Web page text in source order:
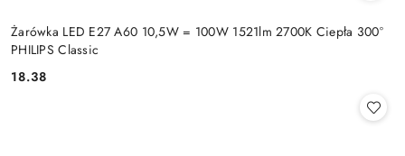
Żarówka LED E27 A60 10,5W = 100W 1521lm 2700K Ciepła 300°
PHILIPS Classic
Cena:
18.38